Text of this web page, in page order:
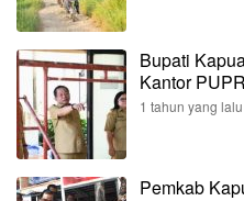
Bupati
Kantor PUPR
1 tahun yang lalu
Pemkab